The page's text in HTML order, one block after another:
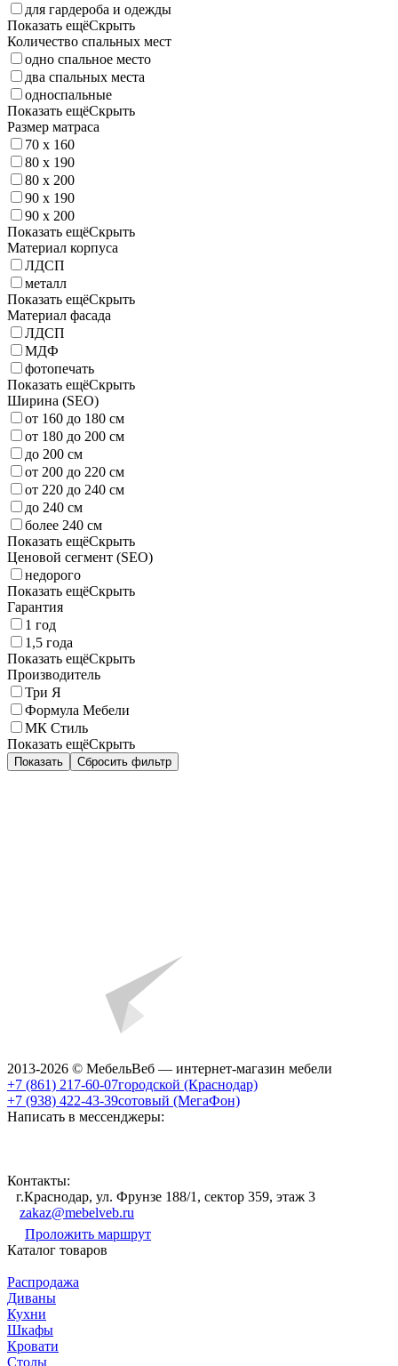
для гардероба и одежды
Показать ещёСкрыть
Количество спальных мест
одно спальное место
два спальных места
односпальные
Показать ещёСкрыть
Размер матраса
70 x 160
80 x 190
80 x 200
90 x 190
90 x 200
Показать ещёСкрыть
Материал корпуса
ЛДСП
металл
Показать ещёСкрыть
Материал фасада
ЛДСП
МДФ
фотопечать
Показать ещёСкрыть
Ширина (SEO)
от 160 до 180 см
от 180 до 200 см
до 200 см
от 200 до 220 см
от 220 до 240 см
до 240 см
более 240 см
Показать ещёСкрыть
Ценовой сегмент (SEO)
недорого
Показать ещёСкрыть
Гарантия
1 год
1,5 года
Показать ещёСкрыть
Производитель
Три Я
Формула Мебели
МК Стиль
Показать ещёСкрыть
Показать Сбросить фильтр
2013-2026 © МебельВеб — интернет-магазин мебели
+7 (861) 217-60-07городской (Краснодар)
+7 (938) 422-43-39сотовый (МегаФон)
Написать в мессенджеры:
Контакты:
г.Краснодар, ул. Фрунзе 188/1, сектор 359, этаж 3
zakaz@mebelveb.ru
Проложить маршрут
Каталог товаров
Распродажа
Диваны
Кухни
Шкафы
Кровати
Столы